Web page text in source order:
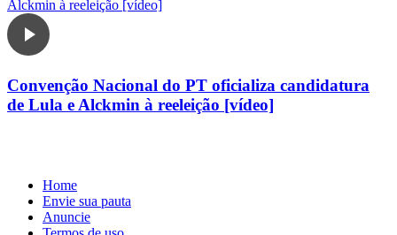
Convenção Nacional do PT oficializa candidatura
de Lula e Alckmin à reeleição [vídeo]
Home
Envie sua pauta
Anuncie